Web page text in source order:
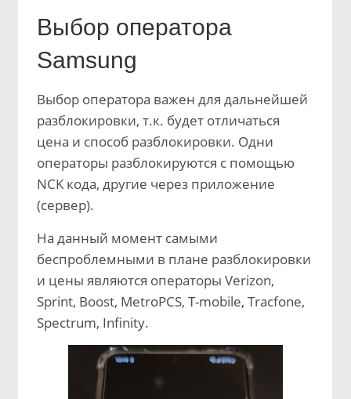
Выбор оператора
Samsung
Выбор оператора важен для дальнейшей
разблокировки, т.к. будет отличаться
цена и способ разблокировки. Одни
операторы разблокируются c помощью
NCK кода, другие через приложение
(сервер).
На данный момент самыми
беспроблемными в плане разблокировки
и цены являются операторы Verizon,
Sprint, Boost, MetroPCS, T-mobile, Tracfone,
Spectrum, Infinity.